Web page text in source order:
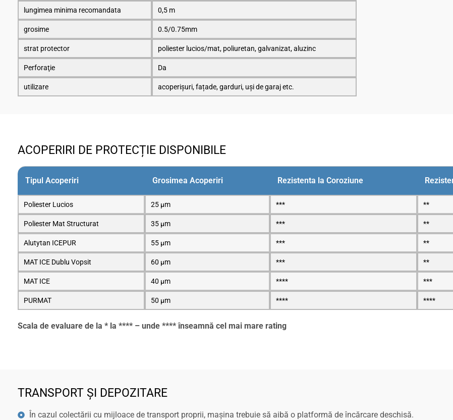
lungimea minima recomandata 0,5 m
grosime 0.5/0.75mm
strat protector poliester lucios/mat, poliuretan, galvanizat, aluzinc
Perforaţie Da
utilizare acoperișuri, fațade, garduri, uși de garaj etc.
ACOPERIRI DE PROTECȚIE DISPONIBILE
Tipul Acoperiri Grosimea Acoperiri Rezistenta la Coroziune
Poliester Lucios 25 μm *** **
Poliester Mat Structurat 35 μm *** **
Alutytan ICEPUR 55 μm *** **
MAT ICE Dublu Vopsit 60 μm *** **
MAT ICE 40 μm **** ***
PURMAT 50 μm **** ****
Scala de evaluare de la * la **** – unde **** înseamnă cel mai mare rating
TRANSPORT ȘI DEPOZITARE
În cazul colectării cu mijloace de transport proprii, mașina trebuie să aibă o platformă de încărcare deschisă.